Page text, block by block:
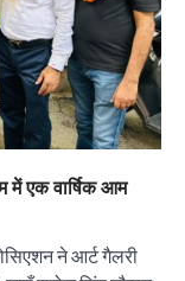
में एक वार्षिक आम
ने आर्ट गैलरी